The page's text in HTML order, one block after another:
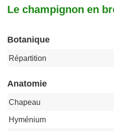
Le champignon en
Botanique
Répartition
Anatomie
Chapeau
Hyménium